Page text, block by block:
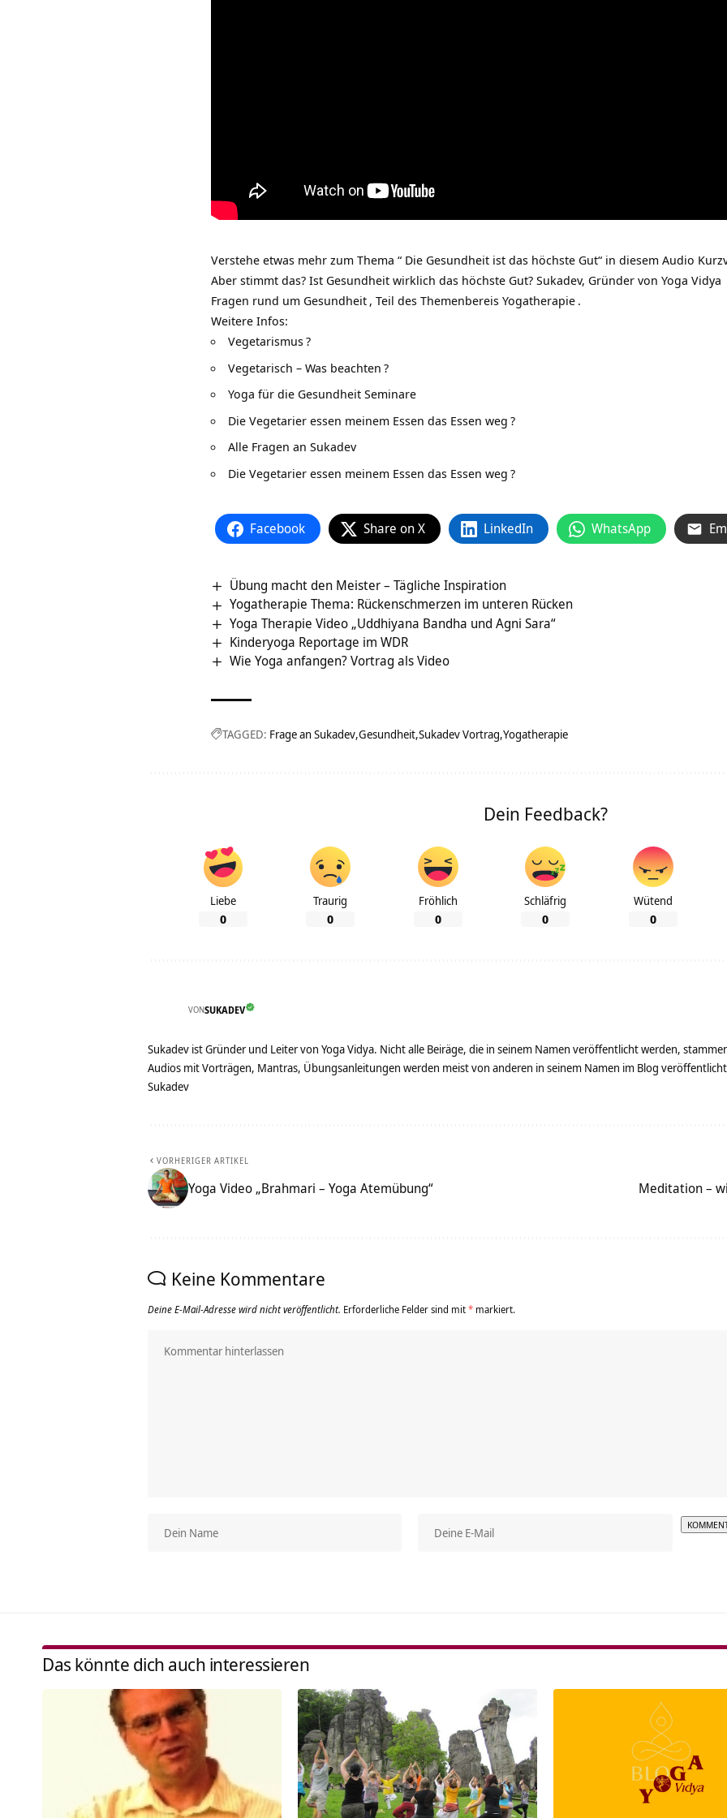
Verstehe etwas mehr zum Thema “ Die Gesundheit ist das höchste Gut“ in diesem Audio
Aber stimmt das? Ist Gesundheit wirklich das höchste Gut? Sukadev, Gründer von Yoga Vidya
Fragen rund um Gesundheit , Teil des Themenbereis Yogatherapie .
Weitere Infos:
Vegetarismus?
Vegetarisch – Was beachten ?
Yoga für die Gesundheit Seminare
Die Vegetarier essen meinem Essen das Essen weg ?
Alle Fragen an Sukadev
Die Vegetarier essen meinem Essen das Essen weg ?
Facebook Share on X LinkedIn WhatsApp
Übung macht den Meister – Tägliche Inspiration
Yogatherapie Thema: Rückenschmerzen im unteren Rücken
Yoga Therapie Video „Uddhiyana Bandha und Agni Sara“
Kinderyoga Reportage im WDR
Wie Yoga anfangen? Vortrag als Video
TAGGED: Frage an Sukadev Gesundheit Sukadev Vortrag Yogatherapie
Dein Feedback?
Liebe
0
Traurig
0
Fröhlich
0
Schläfrig
0
Wütend
0
VONSUKADEV
Sukadev ist Gründer und Leiter von Yoga Vidya. Nicht alle Beiräge, die in seinem Namen veröffentlicht werden,
Audios mit Vorträgen, Mantras, Übungsanleitungen werden meist von anderen in seinem Namen im Blog
Sukadev
VORHERIGER ARTIKEL
Yoga Video „Brahmari – Yoga Atemübung“ Meditation –
Keine Kommentare
Deine E-Mail-Adresse wird nicht veröffentlicht. Erforderliche Felder sind mit* markiert.
Das könnte dich auch interessieren